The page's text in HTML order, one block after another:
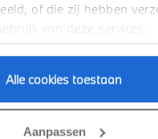
of die zij hebben
van deze services.
Alle cookies toestaan
Aanpassen